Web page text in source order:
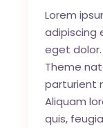
Lorem
adipiscing
eget
Theme
parturient
Aliquam
quis,